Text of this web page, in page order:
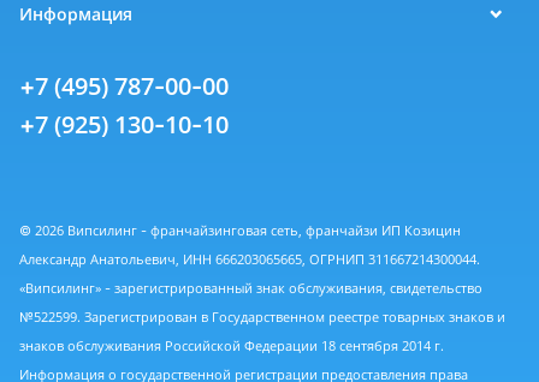
Информация
+7 (495) 787-00-00
+7 (925) 130-10-10
© 2026 Випсилинг - франчайзинговая сеть, франчайзи ИП Козицин
Александр Анатольевич, ИНН 666203065665, ОГРНИП 311667214300044.
«Випсилинг» - зарегистрированный знак обслуживания, свидетельство
№522599. Зарегистрирован в Государственном реестре товарных знаков и
знаков обслуживания Российской Федерации 18 сентября 2014 г.
Информация о государственной регистрации предоставления права